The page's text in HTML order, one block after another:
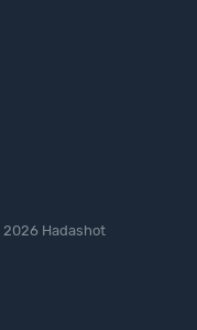
Hadashot